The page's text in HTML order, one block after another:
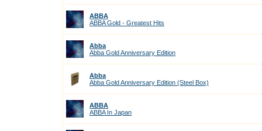
ABBA
ABBA Gold - Greatest Hits
Abba
Abba Gold Anniversary Edition
Abba
Abba Gold Anniversary Edition (Steel Box)
ABBA
ABBA In Japan